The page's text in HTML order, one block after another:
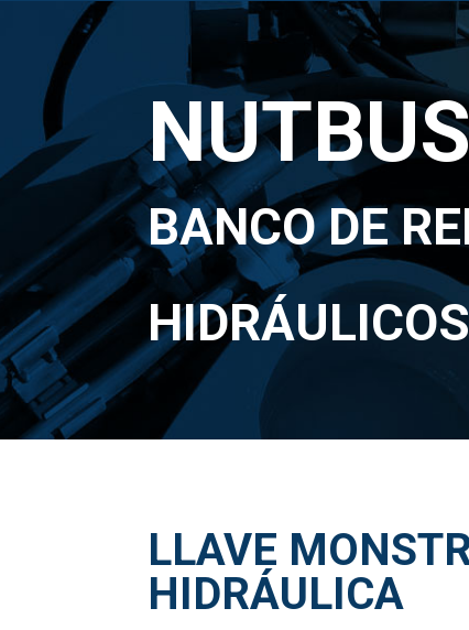
BANCO DE
LLAVE
HIDRÁULICA